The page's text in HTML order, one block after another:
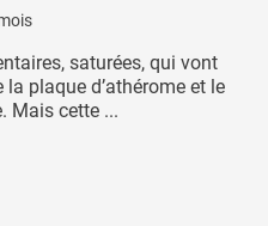
saturées, qui vont
plaque d’athérome et le
Mais cette ...